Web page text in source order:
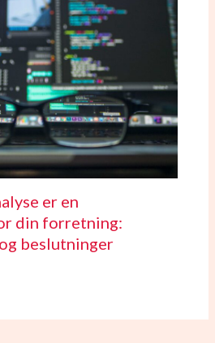
er en
din forretning:
beslutninger